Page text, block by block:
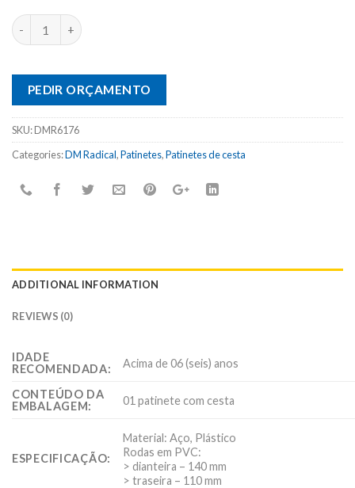
PEDIR ORÇAMENTO
SKU:DMR6176
Categories:DM Radical,Patinetes,Patinetes de cesta
ADDITIONAL INFORMATION
REVIEWS (0)
IDADE
RECOMENDADA:
Acima de 06 (seis) anos
CONTEÚDO DA
EMBALAGEM:
01 patinete com cesta
ESPECIFICAÇÃO:
Material: Aço, Plástico
Rodas em PVC:
> dianteira – 140 mm
> traseira – 110 mm